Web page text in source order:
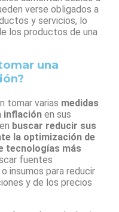
verse obligados a
y servicios, lo
los productos de una
una
tomar varias medidas
inflación en sus
buscar reducir sus
la optimización de
tecnologías más
fuentes
insumos para reducir
y de los precios